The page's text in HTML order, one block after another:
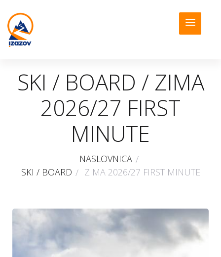
SKI / BOARD / ZIMA
2026/27 FIRST
MINUTE
NASLOVNICA
SKI / BOARD
ZIMA 2026/27 FIRST MINUTE